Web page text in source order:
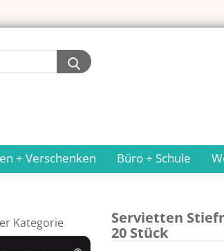
Suche...
+ Verschenken Büro + Schule
Kategorie
Ser­vi­et­ten
20 Stück